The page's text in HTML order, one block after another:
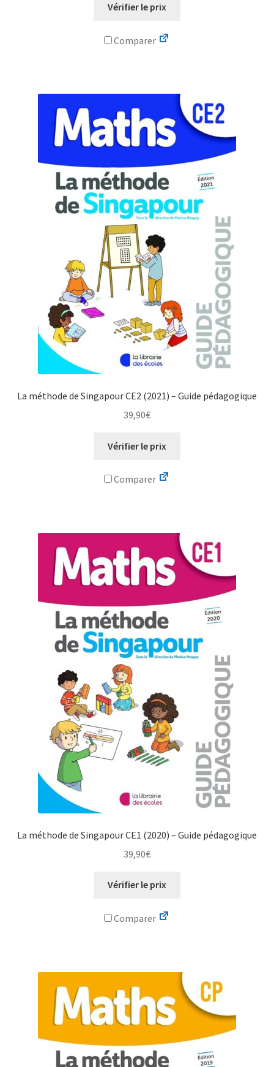
Vérifier le prix
Comparer
La méthode de Singapour CE2 (2021) – Guide pédagogique
39,90€
Vérifier le prix
Comparer
La méthode de Singapour CE1 (2020) – Guide pédagogique
39,90€
Vérifier le prix
Comparer